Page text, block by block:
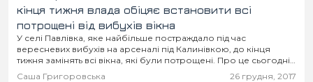
кінця тижня влада обіцяє встановити всі
потрощені від вибухів вікна
У селі Павлівка, яке найбільше постраждало під час
вересневих вибухів на арсеналі під Калинівкою, до кінця
тижня замінять всі вікна, які були потрощені. Про це сьогодні
повідомив директор департаменту цивільного...
Саша Григоровська 26 грудня, 2017